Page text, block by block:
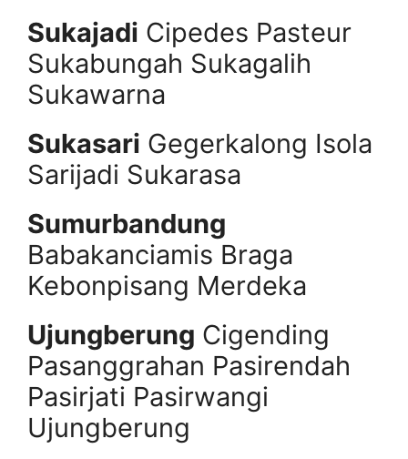
Sukajadi Cipedes Pasteur
Sukabungah Sukagalih
Sukawarna
Sukasari Gegerkalong Isola
Sarijadi Sukarasa
Sumurbandung
Babakanciamis Braga
Kebonpisang Merdeka
Ujungberung Cigending
Pasanggrahan Pasirendah
Pasirjati Pasirwangi
Ujungberung